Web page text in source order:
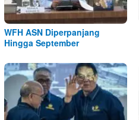
WFH ASN Diperpanjang
Hingga September